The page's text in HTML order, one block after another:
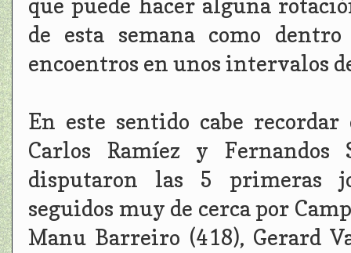
que puede hacer alguna
de esta semana como
encoentros en unos intervalos
En este sentido cabe recordar
Carlos Ramíez y Fernandos
disputaron las 5 primeras
seguidos muy de cerca por
Manu Barreiro (418), Gerard